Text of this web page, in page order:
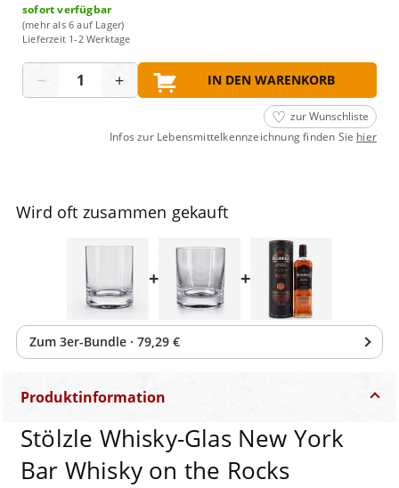
sofort verfügbar
(mehr als 6 auf Lager)
Lieferzeit 1-2 Werktage
− + IN DEN WARENKORB
zur Wunschliste
Infos zur Lebensmittelkennzeichnung finden Sie hier
Wird oft zusammen gekauft
+ +
Zum 3er-Bundle · 79,29 €
Produktinformation
Stölzle Whisky-Glas New York
Bar Whisky on the Rocks